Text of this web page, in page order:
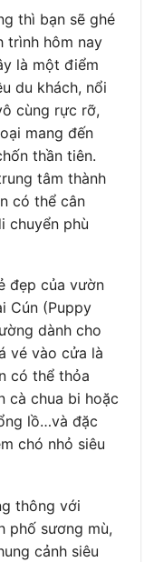
thì bạn sẽ ghé
trình hôm nay
là một điểm
du khách, nổi
cùng rực rỡ,
mang đến
thần tiên.
tâm thành
có thể cân
chuyển phù
đẹp của vườn
Cún (Puppy
dành cho
vé vào cửa là
có thể thỏa
cà chua bi hoặc
lồ…và đặc
chó nhỏ siêu
thông với
phố sương mù,
cảnh siêu